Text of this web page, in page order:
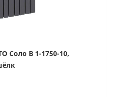
Соло В 1-1750-10,